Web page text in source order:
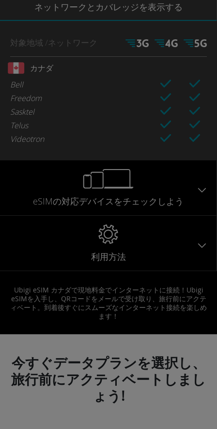
ネットワークとカバレッジを表示する
対象地域 /ネットワーク
カナダ
Bell
Freedom
Sasktel
Telus
Videotron
eSIMの対応デバイスをチェックしよう
利用方法
Ubigi eSIM カナダで現地料金でインターネットに接続！Ubigi
eSIMを入手し、QRコードをメールで受け取り、旅行前にアクテ
ィベート。到着後すぐにスムーズなインターネット接続を楽しめ
ます！
今すぐデータプランを選択し、
旅行前にアクティベートしまし
ょう!